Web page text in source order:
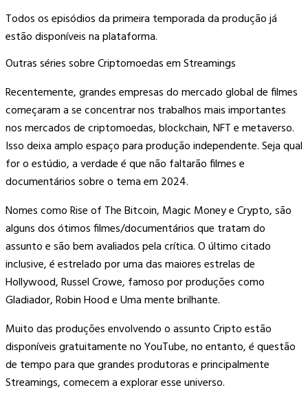
Todos os episódios da primeira temporada da produção já
estão disponíveis na plataforma.
Outras séries sobre Criptomoedas em Streamings
Recentemente, grandes empresas do mercado global de filmes
começaram a se concentrar nos trabalhos mais importantes
nos mercados de criptomoedas, blockchain, NFT e metaverso.
Isso deixa amplo espaço para produção independente. Seja qual
for o estúdio, a verdade é que não faltarão filmes e
documentários sobre o tema em 2024.
Nomes como Rise of The Bitcoin, Magic Money e Crypto, são
alguns dos ótimos filmes/documentários que tratam do
assunto e são bem avaliados pela crítica. O último citado
inclusive, é estrelado por uma das maiores estrelas de
Hollywood, Russel Crowe, famoso por produções como
Gladiador, Robin Hood e Uma mente brilhante.
Muito das produções envolvendo o assunto Cripto estão
disponíveis gratuitamente no YouTube, no entanto, é questão
de tempo para que grandes produtoras e principalmente
Streamings, comecem a explorar esse universo.